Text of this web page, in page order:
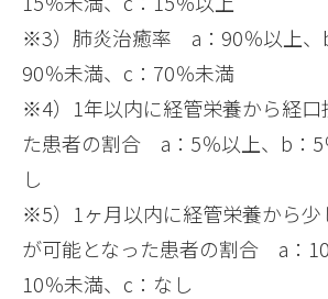
※3）肺炎治癒率 a：90％以上、
90％未満、c：70％未満
※4）1年以内に経管栄養から経口
た患者の割合 a：5％以上、b：5
し
※5）1ヶ月以内に経管栄養から少
が可能となった患者の割合 a：
10％未満、c：なし